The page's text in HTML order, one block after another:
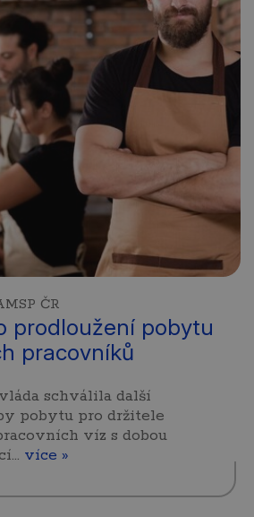
ČR
prodloužení pobytu
pracovníků
schválila další
pobytu pro držitele
víz s dobou
více »